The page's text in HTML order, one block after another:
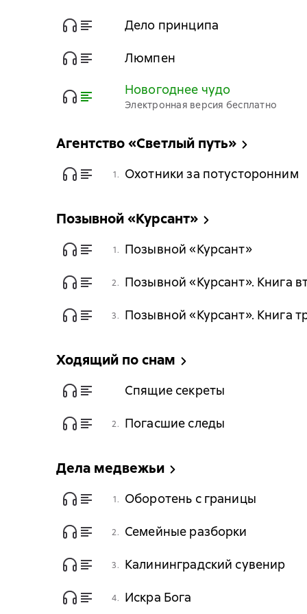
Дело принципа
Люмпен
Новогоднее чудо
Электронная версия бесплатно
Агентство «Светлый путь»
1. Охотники за потусторонним
Позывной «Курсант»
1. Позывной «Курсант»
2. Позывной «Курсант». Книга
3. Позывной «Курсант». Книга
Ходящий по снам
Спящие секреты
2. Погасшие следы
Дела медвежьи
1. Оборотень с границы
2. Семейные разборки
3. Калининградский сувенир
4. Искра Бога